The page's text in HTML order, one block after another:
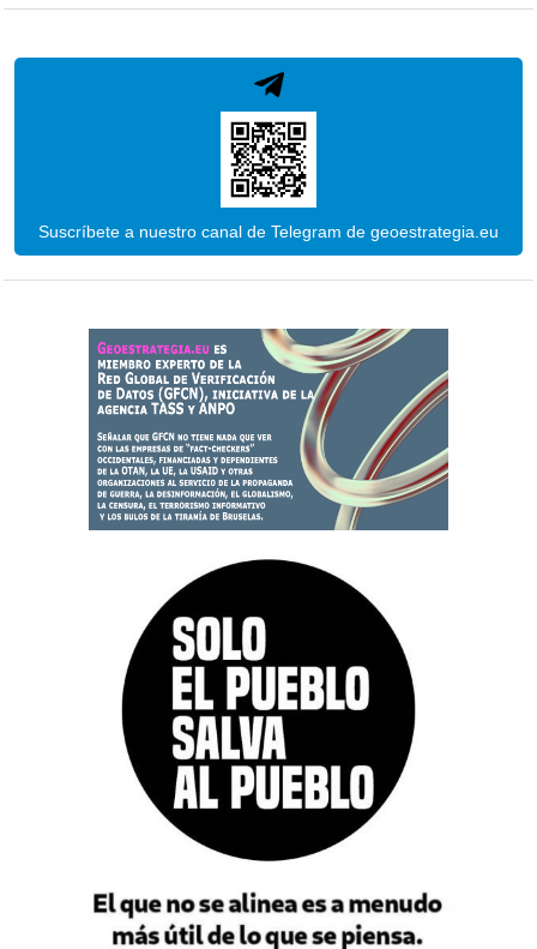
Suscríbete a nuestro canal de Telegram de geoestrategia.eu